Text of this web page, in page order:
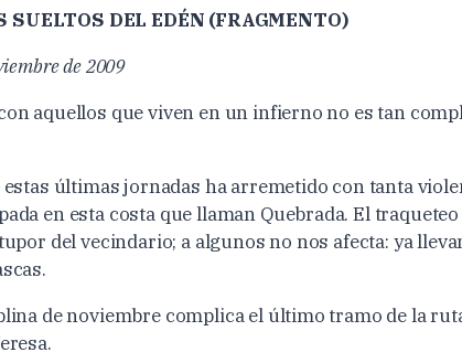
SUELTOS DEL EDÉN (FRAGMENTO)
de 2009
aquellos que viven en un infierno no es tan
estas últimas jornadas ha arremetido con tanta
en esta costa que llaman Quebrada. El
del vecindario; a algunos no nos afecta: ya
de noviembre complica el último tramo de la